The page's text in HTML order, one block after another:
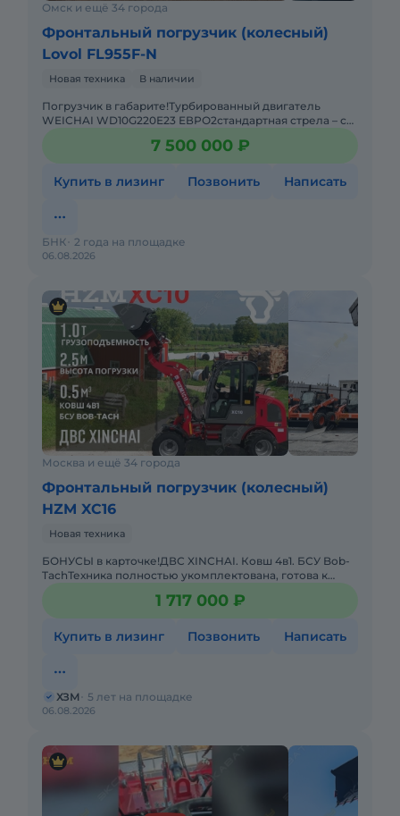
Омск и ещё 34 города
Фронтальный погрузчик (колесный)
Lovol FL955F-N
Новая техника В наличии
Погрузчик в габарите!Турбированный двигатель
WEICHAI WD10G220Е23 ЕВРО2стандартная стрела – с
7 500 000 ₽
Купить в лизинг Позвонить Написать
06.08.2026
БНК 2 года на площадке
Москва и ещё 34 города
Фронтальный погрузчик (колесный)
HZM XC16
Новая техника
БОНУСЫ в карточке!ДВС XINCHAI. Ковш 4в1. БСУ Bob-
TachТехника полностью укомплектована, готова к
1 717 000 ₽
Купить в лизинг Позвонить Написать
06.08.2026
ХЗМ 5 лет на площадке